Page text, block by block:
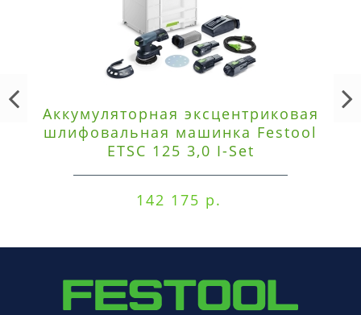
Аккумуляторная эксцентриковая
шлифовальная машинка Festool
ETSC 125 3,0 I-Set
142 175 р.